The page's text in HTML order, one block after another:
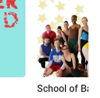
School of